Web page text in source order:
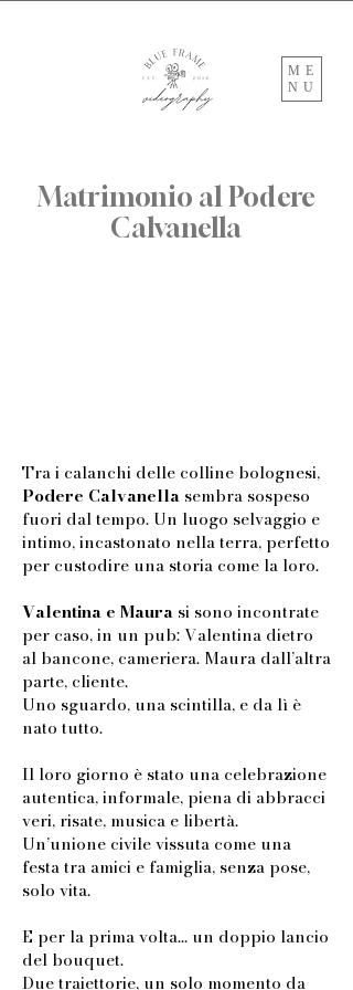
ME
NU
Matrimonio al Podere
Calvanella
Tra i calanchi delle colline bolognesi,
Podere Calvanella sembra sospeso
fuori dal tempo. Un luogo selvaggio e
intimo, incastonato nella terra, perfetto
per custodire una storia come la loro.
Valentina e Maura si sono incontrate
per caso, in un pub: Valentina dietro
al bancone, cameriera. Maura dall’altra
parte, cliente.
Uno sguardo, una scintilla, e da lì è
nato tutto.
Il loro giorno è stato una celebrazione
autentica, informale, piena di abbracci
veri, risate, musica e libertà.
Un’unione civile vissuta come una
festa tra amici e famiglia, senza pose,
solo vita.
E per la prima volta… un doppio lancio
del bouquet.
Due traiettorie, un solo momento da